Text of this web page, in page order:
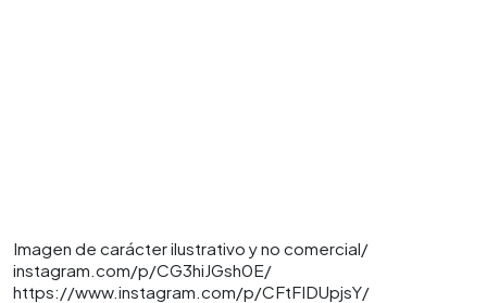
Imagen de carácter ilustrativo y no comercial/
instagram.com/p/CG3hiJGsh0E/
https://www.instagram.com/p/CFtFIDUpjsY/